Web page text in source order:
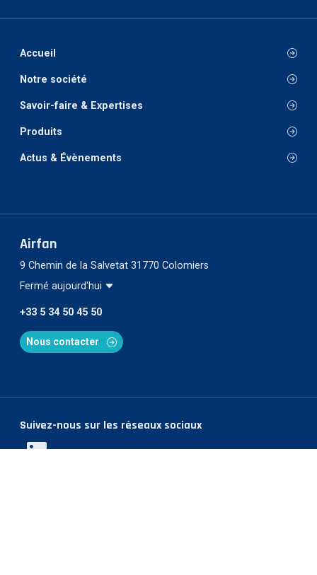
Accueil
Notre société
Savoir-faire & Expertises
Produits
Actus & Évènements
Airfan
9 Chemin de la Salvetat 31770 Colomiers
Fermé aujourd'hui
+33 5 34 50 45 50
Nous contacter
Suivez-nous sur les réseaux sociaux
Linkedin